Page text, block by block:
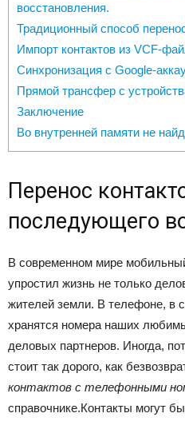
восстановления.
Традиционный способ
Импорт контактов из VCF-
Синхронизация с Google-
Прямой трансфер с
Заключение
Во внутренней памяти не
Перенос
последующего
В современном мире
упростил жизнь не только
жителей земли. В телефоне, в
хранятся номера наших
деловых партнеров. Иногда,
стоит так дорого, как
контактов с телефонными
справочнике.Контакты могут